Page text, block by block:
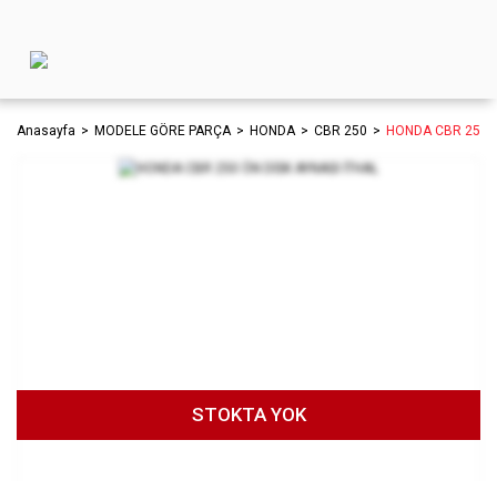
Anasayfa MODELE GÖRE PARÇA HONDA CBR 250 HONDA CBR 250
STOKTA YOK